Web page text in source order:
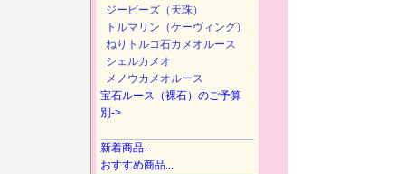
ジービーズ（天珠）
トルマリン（ケーヴィング）
ねりトルコ石カメオルース
シェルカメオ
メノウカメオルース
宝石ルース（裸石）のご予算
別->
新着商品...
おすすめ商品...